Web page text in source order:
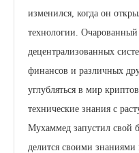
изменился, когда он
технологии.
децентрализованных
финансов и различных
углубляться в мир
технические знания с
Мухаммед запустил свой
делится своими знаниями